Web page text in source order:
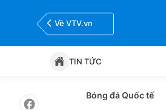
Về VTV.vn
TIN TỨC
Tin tức Bóng đá Quốc tế